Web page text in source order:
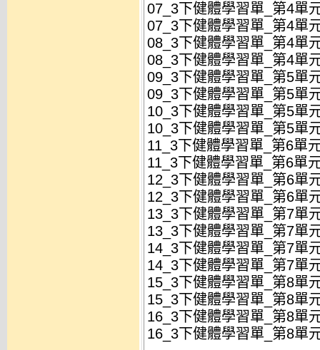
07_3下健體學習單_第4單
07_3下健體學習單_第4單
08_3下健體學習單_第4單
08_3下健體學習單_第4單
09_3下健體學習單_第5單
09_3下健體學習單_第5單
10_3下健體學習單_第5單
10_3下健體學習單_第5單
11_3下健體學習單_第6單
11_3下健體學習單_第6單
12_3下健體學習單_第6單
12_3下健體學習單_第6單
13_3下健體學習單_第7單
13_3下健體學習單_第7單
14_3下健體學習單_第7單
14_3下健體學習單_第7單
15_3下健體學習單_第8單
15_3下健體學習單_第8單
16_3下健體學習單_第8單
16_3下健體學習單_第8單